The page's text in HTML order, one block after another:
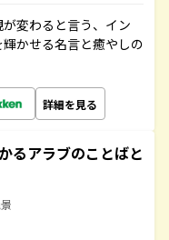
変わると言う、イン
かせる名言と癒やしの
詳細を見る
るアラブのことばと